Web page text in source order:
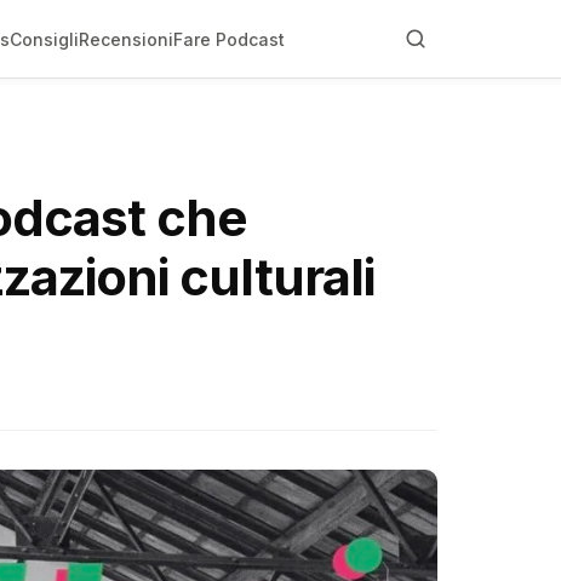
ConsigliRecensioniFare Podcast
che
culturali